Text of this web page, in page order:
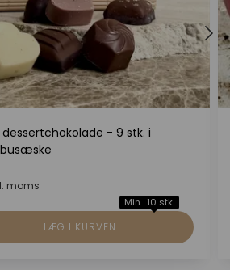
- 9 stk. i
moms
Min. 10 stk.